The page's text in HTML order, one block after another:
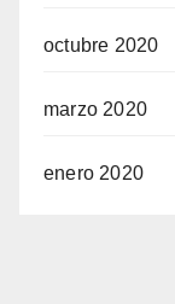
octubre 2020
marzo 2020
enero 2020